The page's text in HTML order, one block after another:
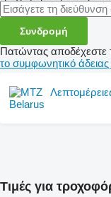
Συνδρομή
Πατώντας αποδέχεστε
το συμφωνητικό
Τιμές για